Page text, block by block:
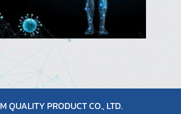
M QUALITY PRODUCT CO., LTD.